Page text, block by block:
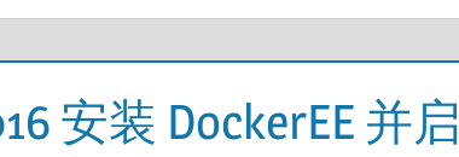
安装 DockerEE 并启